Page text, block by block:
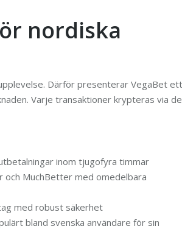
nordiska
Därför presenterar VegaBet ett
Varje transaktioner krypteras via
inom tjugofyra timmar
och MuchBetter med omedelbara
med robust säkerhet
bland svenska användare för sin